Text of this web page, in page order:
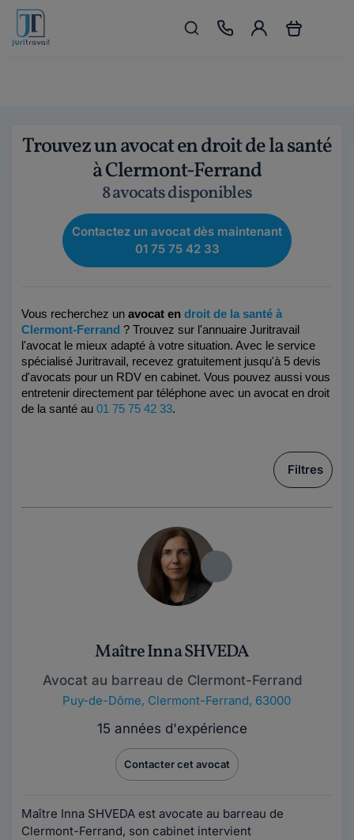
Trouvez un avocat en droit de la santé
à Clermont-Ferrand
8 avocats disponibles
Contactez un avocat dès maintenant
01 75 75 42 33
Vous recherchez un avocat en droit de la santé à
Clermont-Ferrand ? Trouvez sur l'annuaire Juritravail
l'avocat le mieux adapté à votre situation. Avec le service
spécialisé Juritravail, recevez gratuitement jusqu'à 5 devis
d'avocats pour un RDV en cabinet. Vous pouvez aussi vous
entretenir directement par téléphone avec un avocat en droit
de la santé au 01 75 75 42 33.
Filtres
Maître Inna SHVEDA
Avocat au barreau de Clermont-Ferrand
Puy-de-Dôme, Clermont-Ferrand, 63000
15 années d'expérience
Contacter cet avocat
Maître Inna SHVEDA est avocate au barreau de
Clermont-Ferrand, son cabinet intervient